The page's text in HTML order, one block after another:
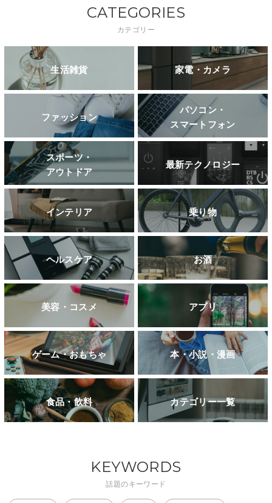
CATEGORIES
カテゴリー
生活雑貨 家電・カメラ
ファッション
パソコン・
スマートフォン
スポーツ・
アウトドア
最新テクノロジー
インテリア 乗り物
ヘルスケア お酒
美容・コスメ アプリ
ゲーム・おもちゃ 本・小説・漫画
食品・飲料 カテゴリー一覧
KEYWORDS
話題のキーワード